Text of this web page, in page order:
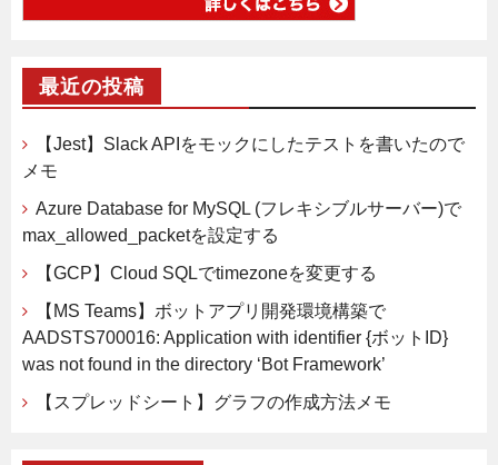
最近の投稿
【Jest】Slack APIをモックにしたテストを書いたので
メモ
Azure Database for MySQL (フレキシブルサーバー)で
max_allowed_packetを設定する
【GCP】Cloud SQLでtimezoneを変更する
【MS Teams】ボットアプリ開発環境構築で
AADSTS700016: Application with identifier {ボットID}
was not found in the directory ‘Bot Framework’
【スプレッドシート】グラフの作成方法メモ